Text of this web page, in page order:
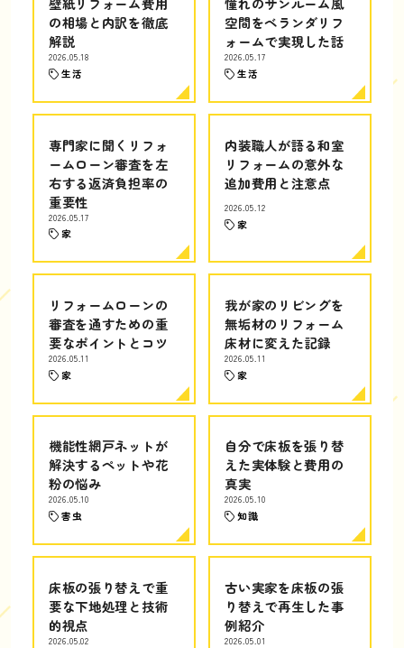
の相場と内訳を徹底
解説
2026.05.18
生活
空間をベランダリフ
ォームで実現した話
2026.05.17
生活
専門家に聞くリフォ
ームローン審査を左
右する返済負担率の
重要性
2026.05.17
家
内装職人が語る和室
リフォームの意外な
追加費用と注意点
2026.05.12
家
リフォームローンの
審査を通すための重
要なポイントとコツ
2026.05.11
家
我が家のリビングを
無垢材のリフォーム
床材に変えた記録
2026.05.11
家
機能性網戸ネットが
解決するペットや花
粉の悩み
2026.05.10
害虫
自分で床板を張り替
えた実体験と費用の
真実
2026.05.10
知識
床板の張り替えで重
要な下地処理と技術
的視点
2026.05.02
古い実家を床板の張
り替えで再生した事
例紹介
2026.05.01